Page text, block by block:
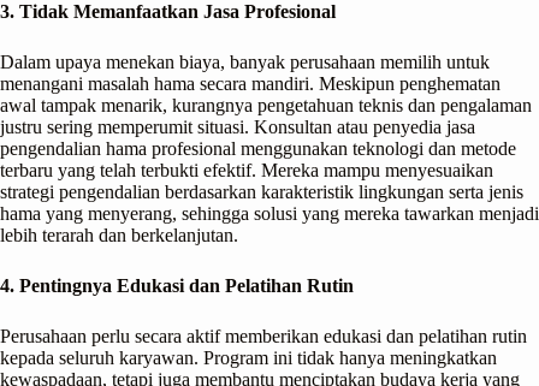
3. Tidak Memanfaatkan Jasa Profesional
Dalam upaya menekan biaya, banyak perusahaan memilih untuk
menangani masalah hama secara mandiri. Meskipun penghematan
awal tampak menarik, kurangnya pengetahuan teknis dan pengalaman
justru sering memperumit situasi. Konsultan atau penyedia jasa
pengendalian hama profesional menggunakan teknologi dan metode
terbaru yang telah terbukti efektif. Mereka mampu menyesuaikan
strategi pengendalian berdasarkan karakteristik lingkungan serta jenis
hama yang menyerang, sehingga solusi yang mereka tawarkan menjadi
lebih terarah dan berkelanjutan.
4. Pentingnya Edukasi dan Pelatihan Rutin
Perusahaan perlu secara aktif memberikan edukasi dan pelatihan rutin
kepada seluruh karyawan. Program ini tidak hanya meningkatkan
kewaspadaan, tetapi juga membantu menciptakan budaya kerja yang